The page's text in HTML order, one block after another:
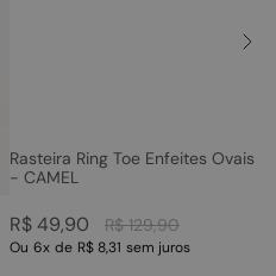
Rasteira Ring Toe Enfeites Ovais
- CAMEL
R$ 129,90
R$49,90
Ou 6x de R$ 8,31 sem juros